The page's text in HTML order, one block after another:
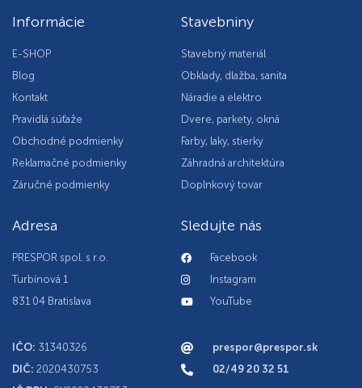
Informácie
E-SHOP
Blog
Kontakt
Pravidlá súťaže
Obchodné podmienky
Reklamačné podmienky
Záručné podmienky
Stavebniny
Stavebný materiál
Obklady, dlažba, sanita
Náradie a elektro
Dvere, parkety, okná
Farby, laky, stierky
Záhradná architektúra
Doplnkový tovar
Adresa
PRESPOR spol. s r.o.
Turbínová 1
831 04 Bratislava
IČO: 31340326
DIČ: 2020430753
Sledujte nás
Facebook
Instagram
YouTube
prespor@prespor.sk
02/49 20 32 51